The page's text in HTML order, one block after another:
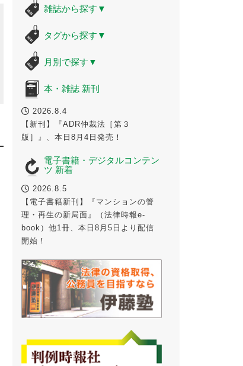
雑誌から探す ▼
タグから探す ▼
月別で探す ▼
本・雑誌 新刊
2026.8.4
【新刊】『ADR仲裁法［第３
版］』、本日8月4日発売！
電子書籍・デジタルコンテン
ツ 新着
2026.8.5
【電子書籍新刊】『マンションの管
理・再生の新局面』（法律時報e-
book）他1冊、本日8月5日より配信
開始！